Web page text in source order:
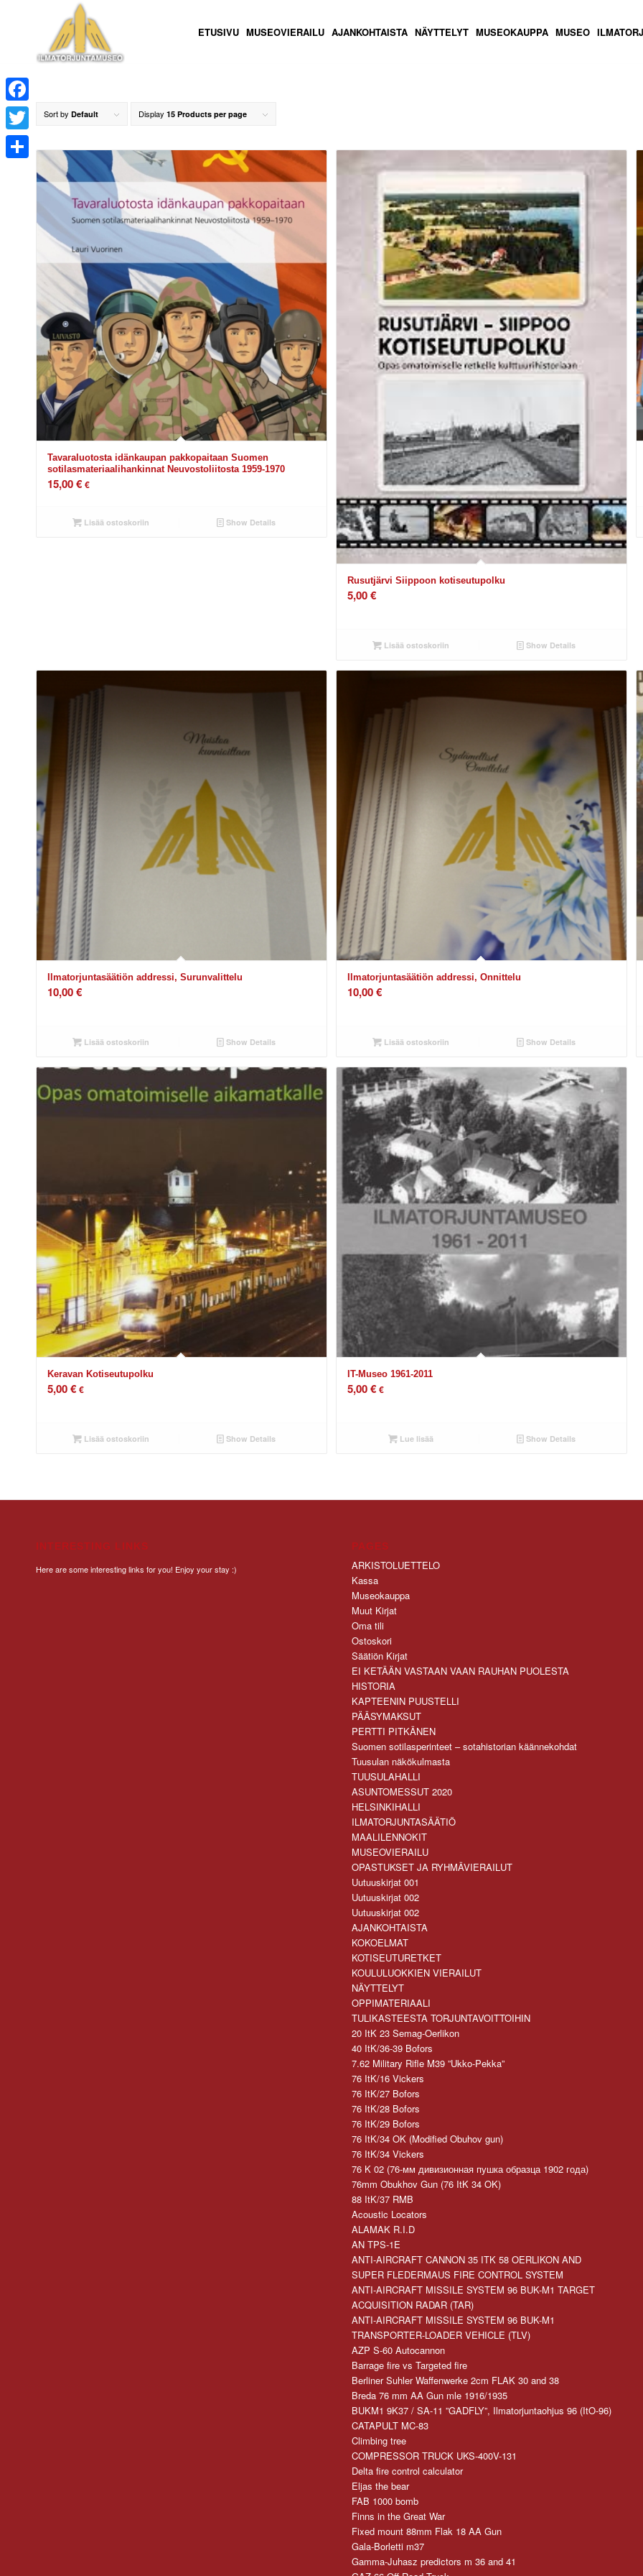
ETUSIVU MUSEOVIERAILU AJANKOHTAISTA NÄYTTELYT MUSEOKAUPPA MUSEO
Sort by Default Display 15 Products per page
Tavaraluotosta idänkaupan pakkopaitaan Suomen
sotilasmateriaalihankinnat Neuvostoliitosta 1959-1970
15,00€ €
Lisää ostoskoriin Show Details
Rusutjärvi Siippoon kotiseutupolku
5,00€
Lisää ostoskoriin Show Details
Ilmatorjuntasäätiön addressi, Surunvalittelu
10,00€
Lisää ostoskoriin Show Details
Ilmatorjuntasäätiön addressi, Onnittelu
10,00€
Lisää ostoskoriin Show Details
Keravan Kotiseutupolku
5,00€ €
Lisää ostoskoriin Show Details
IT-Museo 1961-2011
5,00€ €
Lue lisää Show Details
INTERESTING LINKS
Here are some interesting links for you! Enjoy your stay :)
PAGES
ARKISTOLUETTELO
Kassa
Museokauppa
Muut Kirjat
Oma tili
Ostoskori
Säätiön Kirjat
EI KETÄÄN VASTAAN VAAN RAUHAN PUOLESTA
HISTORIA
KAPTEENIN PUUSTELLI
PÄÄSYMAKSUT
PERTTI PITKÄNEN
Suomen sotilasperinteet – sotahistorian käännekohdat
Tuusulan näkökulmasta
TUUSULAHALLI
ASUNTOMESSUT 2020
HELSINKIHALLI
ILMATORJUNTASÄÄTIÖ
MAALILENNOKIT
MUSEOVIERAILU
OPASTUKSET JA RYHMÄVIERAILUT
Uutuuskirjat 001
Uutuuskirjat 002
Uutuuskirjat 002
AJANKOHTAISTA
KOKOELMAT
KOTISEUTURETKET
KOULULUOKKIEN VIERAILUT
NÄYTTELYT
OPPIMATERIAALI
TULIKASTEESTA TORJUNTAVOITTOIHIN
20 ItK 23 Semag-Oerlikon
40 ItK/36-39 Bofors
7.62 Military Rifle M39 ”Ukko-Pekka”
76 ItK/16 Vickers
76 ItK/27 Bofors
76 ItK/28 Bofors
76 ItK/29 Bofors
76 ItK/34 OK (Modified Obuhov gun)
76 ItK/34 Vickers
76 K 02 (76-мм дивизионная пушка образца 1902 года)
76mm Obukhov Gun (76 ItK 34 OK)
88 ItK/37 RMB
Acoustic Locators
ALAMAK R.I.D
AN TPS-1E
ANTI-AIRCRAFT CANNON 35 ITK 58 OERLIKON AND
SUPER FLEDERMAUS FIRE CONTROL SYSTEM
ANTI-AIRCRAFT MISSILE SYSTEM 96 BUK-M1 TARGET
ACQUISITION RADAR (TAR)
ANTI-AIRCRAFT MISSILE SYSTEM 96 BUK-M1
TRANSPORTER-LOADER VEHICLE (TLV)
AZP S-60 Autocannon
Barrage fire vs Targeted fire
Berliner Suhler Waffenwerke 2cm FLAK 30 and 38
Breda 76 mm AA Gun mle 1916/1935
BUKM1 9K37 / SA-11 ”GADFLY”, Ilmatorjuntaohjus 96 (ItO-96)
CATAPULT MC-83
Climbing tree
COMPRESSOR TRUCK UKS-400V-131
Delta fire control calculator
Eljas the bear
FAB 1000 bomb
Finns in the Great War
Fixed mount 88mm Flak 18 AA Gun
Gala-Borletti m37
Gamma-Juhasz predictors m 36 and 41
Facebook
Twitter